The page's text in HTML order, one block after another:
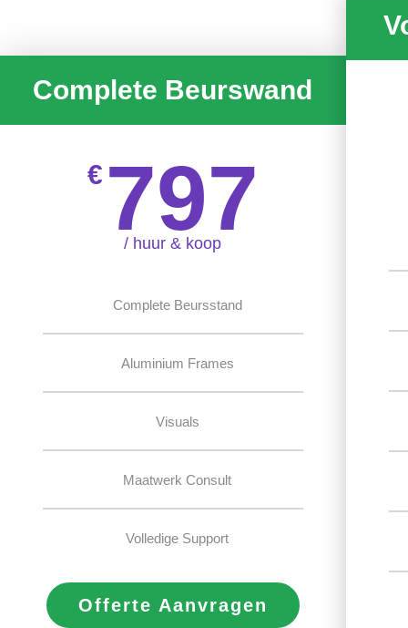
Complete Beurswand
€ 797
/ huur & koop
Complete Beursstand
Aluminium Frames
Visuals
Maatwerk Consult
Volledige Support
Offerte Aanvragen